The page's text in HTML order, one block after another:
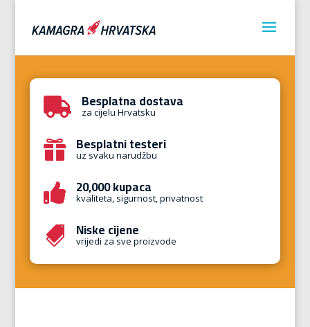
 Besplatna dostava
za cijelu Hrvatsku
 Besplatni testeri
uz svaku narudžbu
 20,000 kupaca
kvaliteta, sigurnost, privatnost
 Niske cijene
vrijedi za sve proizvode